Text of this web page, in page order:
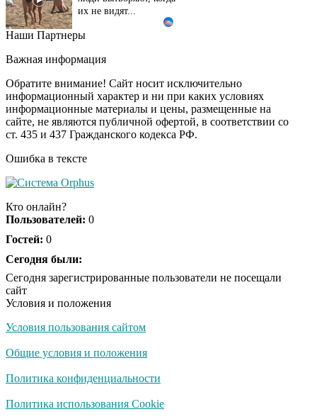
их не видят...
Ролик длится
смеяться вы будете
i
Королева вагона
отожгла! Видео не
оставит равнодушным
США — Южной
Patriot и THAAD»
Экс-бойфренд дочери
из-за макарон
Наши Партнеры
Важная информация
Обратите внимание! Сайт носит исключительно
информационный характер и ни при каких условиях
информационные материалы и цены, размещенные на
сайте, не являются публичной офертой, в соответствии со
ст. 435 и 437 Гражданского кодекса РФ.
Ошибка в тексте
Кто онлайн?
Пользователей: 0
Гостей: 0
Сегодня были:
Сегодня зарегистрированные пользователи не посещали
сайт
Условия и положения
Условия пользования сайтом
Общие условия и положения
Политика конфиденциальности
Политика использования Cookie